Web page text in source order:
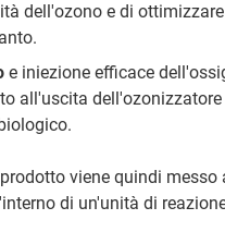
dell'ozono e di
e iniezione efficace
all'uscita
viene quindi messo
di un'unità di